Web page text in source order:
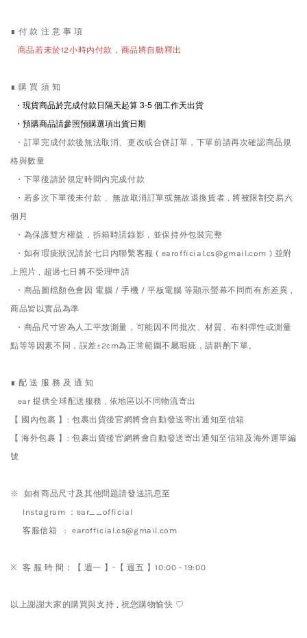
∎ 付 款 注 意 事 項
商品若未於12小時內付款，商品將自動釋出
∎ 購 買 須 知
・現貨商品於完成付款日隔天起算 3-5 個工作天出貨
・預購商品請參照預購選項出貨日期
・訂單完成付款後無法取消、更改或合併訂單，下單前請再次確認商品規
格與數量
・下單後請於規定時間內完成付款
・若多次下單後未付款 、無故取消訂單或無故退換貨者 , 將被限制交易六
個月
・為保護雙方權益，拆箱時請錄影，並保持外包裝完整
・如有瑕疵狀況請於七日內聯繫客服 ( earofficial.cs@gmail.com ) 並附
上照片 , 超過七日將不受理申請
・商品圖檔顏色會因 電腦 / 手機 / 平板電腦 等顯示螢幕不同而有所差異 ,
商品皆以實品為準
・商品尺寸皆為人工平放測量，可能因不同批次、材質、布料彈性或測量
點等等因素不同，誤差±2cm為正常範圍不屬瑕疵，請斟酌下單。
∎ 配 送 服 務 及 通 知
ear 提供全球配送服務 , 依地區以不同物流寄出
【 國內包裹 】: 包裹出貨後官網將會自動發送寄出通知至信箱
【 海外包裹 】: 包裹出貨後官網將會自動發送寄出通知至信箱及海外運單編
號
※ 如有商品尺寸及其他問題請發送訊息至
Instagram ：ear__official
客服信箱 : earofficial.cs@gmail.com
※ 客 服 時 間：【 週一 】-【 週五 】10:00 - 19:00
以上謝謝大家的購買與支持 , 祝您購物愉快 ♡